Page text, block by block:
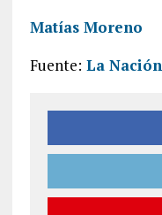
Matías Moreno
Fuente: La Nación